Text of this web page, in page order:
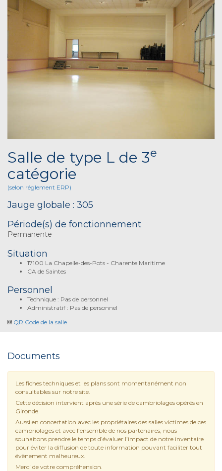
Salle de type L de 3e
catégorie
(selon réglement ERP)
Jauge globale : 305
Période(s) de fonctionnement
Permanente
Situation
17100 La Chapelle-des-Pots - Charente Maritime
CA de Saintes
Personnel
Technique : Pas de personnel
Administratif : Pas de personnel
QR Code de la salle
Documents
Les fiches techniques et les plans sont momentanément non
consultables sur notre site.
Cette décision intervient après une série de cambriolages opérés en
Gironde.
Aussi en concertation avec les propriétaires des salles victimes de ces
cambriolages et avec l’ensemble de nos partenaires, nous
souhaitons prendre le temps d’évaluer l’impact de notre inventaire
pour éviter la diffusion de toute information pouvant faciliter tout
évènement malheureux.
Merci de votre compréhension.